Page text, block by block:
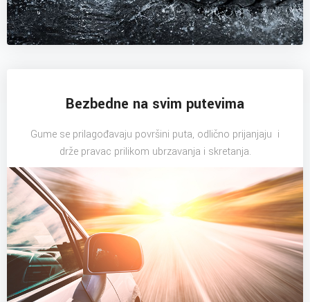
Bezbedne na svim putevima
Gume se prilagođavaju površini puta, odlično prijanjaju i
drže pravac prilikom ubrzavanja i skretanja.